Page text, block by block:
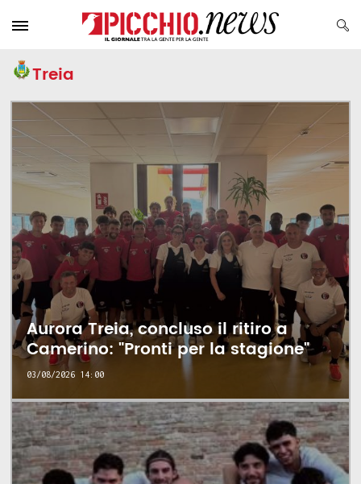
Treia
Aurora Treia, concluso il ritiro a
Camerino: "Pronti per la stagione"
03/08/2026 14:00